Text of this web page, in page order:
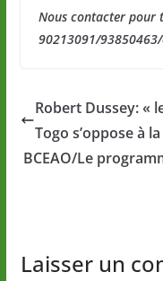
Nous contacter pour
90213091/
Robert Dussey: «
Togo s’oppose à
BCEAO/Le
Laisser un